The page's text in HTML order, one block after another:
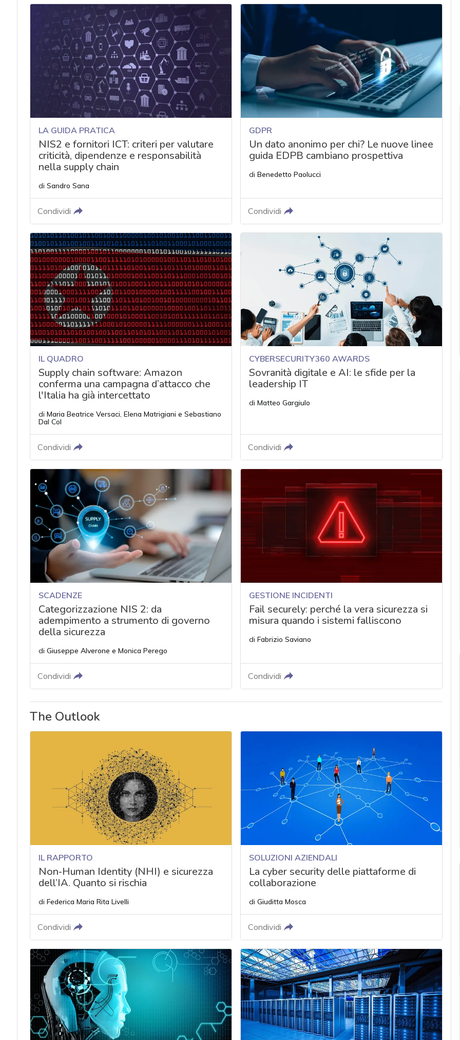
LA GUIDA PRATICA
NIS2 e fornitori ICT: criteri per valutare
criticità, dipendenze e responsabilità
nella supply chain
di Sandro Sana
Condividi
GDPR
Un dato anonimo per chi? Le nuove linee
guida EDPB cambiano prospettiva
di Benedetto Paolucci
Condividi
IL QUADRO
Supply chain software: Amazon
conferma una campagna d’attacco che
l'Italia ha già intercettato
di Maria Beatrice Versaci, Elena Matrigiani e Sebastiano
Dal Col
Condividi
CYBERSECURITY360 AWARDS
Sovranità digitale e AI: le sfide per la
leadership IT
di Matteo Gargiulo
Condividi
SCADENZE
Categorizzazione NIS 2: da
adempimento a strumento di governo
della sicurezza
di Giuseppe Alverone e Monica Perego
Condividi
GESTIONE INCIDENTI
Fail securely: perché la vera sicurezza si
misura quando i sistemi falliscono
di Fabrizio Saviano
Condividi
The Outlook
IL RAPPORTO
Non‑Human Identity (NHI) e sicurezza
dell’IA. Quanto si rischia
di Federica Maria Rita Livelli
Condividi
SOLUZIONI AZIENDALI
La cyber security delle piattaforme di
collaborazione
di Giuditta Mosca
Condividi